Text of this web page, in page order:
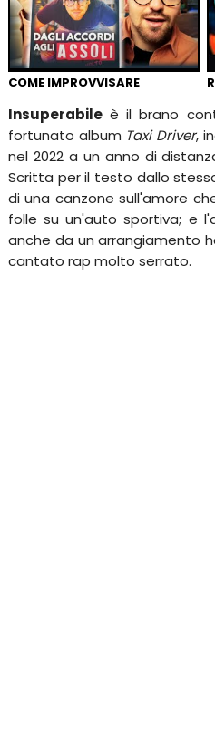
COME IMPROVVISARE
Insuperabileè il brano
fortunato album Taxi Driver,
nel 2022 a un anno di
Scritta per il testo dallo
di una canzone sull'amore
folle su un'auto sportiva; e
anche da un arrangiamento
cantato rap molto serrato.